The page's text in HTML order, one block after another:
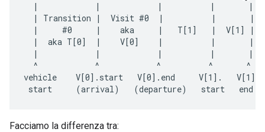
|            |            |          |       |
| Transition |  Visit #0  |          |       |
|     #0     |    aka     |   T[1]   |  V[1] |
|  aka T[0]  |    V[0]    |          |       |
|            |            |          |       |
^            ^            ^          ^       ^
vehicle    V[0].start   V[0].end     V[1].
Facciamo la differenza tra: